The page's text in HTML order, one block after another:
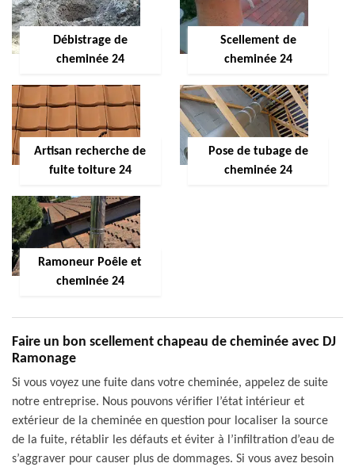
Débistrage de
cheminée 24
Scellement de
cheminée 24
Artisan recherche de
fuite toiture 24
Pose de tubage de
cheminée 24
Ramoneur Poêle et
cheminée 24
Faire un bon scellement chapeau de cheminée avec DJ
Ramonage
Si vous voyez une fuite dans votre cheminée, appelez de suite
notre entreprise. Nous pouvons vérifier l’état intérieur et
extérieur de la cheminée en question pour localiser la source
de la fuite, rétablir les défauts et éviter à l’infiltration d’eau de
s’aggraver pour causer plus de dommages. Si vous avez besoin